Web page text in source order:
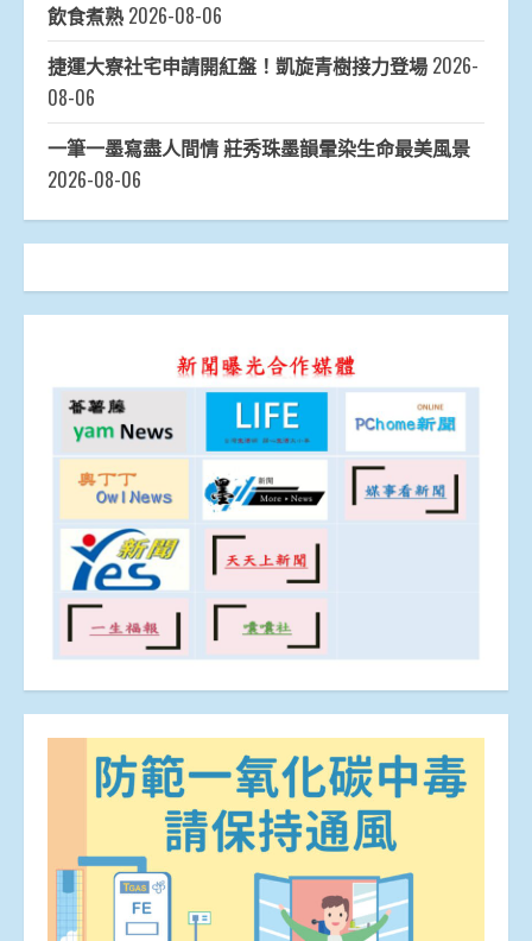
飲食煮熟 2026-08-06
捷運大寮社宅申請開紅盤！凱旋青樹接力登場 2026-
08-06
一筆一墨寫盡人間情 莊秀珠墨韻暈染生命最美風景
2026-08-06